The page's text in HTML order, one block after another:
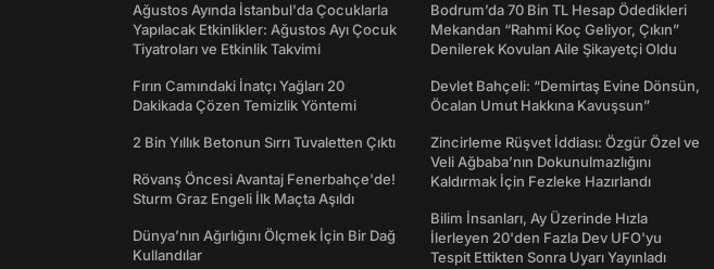
Ağustos Ayında İstanbul'da Çocuklarla
Yapılacak Etkinlikler: Ağustos Ayı Çocuk
Tiyatroları ve Etkinlik Takvimi
Fırın Camındaki İnatçı Yağları 20
Dakikada Çözen Temizlik Yöntemi
2 Bin Yıllık Betonun Sırrı Tuvaletten Çıktı
Rövanş Öncesi Avantaj Fenerbahçe'de!
Sturm Graz Engeli İlk Maçta Aşıldı
Dünya’nın Ağırlığını Ölçmek İçin Bir Dağ
Kullandılar
Bodrum’da 70 Bin TL Hesap Ödedikleri
Mekandan “Rahmi Koç Geliyor, Çıkın”
Denilerek Kovulan Aile Şikayetçi Oldu
Devlet Bahçeli: “Demirtaş Evine Dönsün,
Öcalan Umut Hakkına Kavuşsun”
Zincirleme Rüşvet İddiası: Özgür Özel ve
Veli Ağbaba’nın Dokunulmazlığını
Kaldırmak İçin Fezleke Hazırlandı
Bilim İnsanları, Ay Üzerinde Hızla
İlerleyen 20'den Fazla Dev UFO'yu
Tespit Ettikten Sonra Uyarı Yayınladı